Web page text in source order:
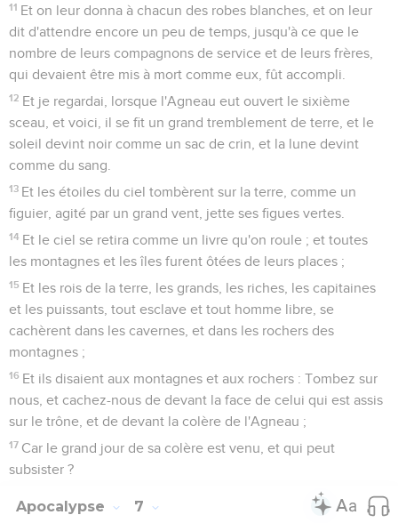
11 Et on leur donna à chacun des robes blanches, et on leur
dit d'attendre encore un peu de temps, jusqu'à ce que le
nombre de leurs compagnons de service et de leurs frères,
qui devaient être mis à mort comme eux, fût accompli.
12 Et je regardai, lorsque l'Agneau eut ouvert le sixième
sceau, et voici, il se fit un grand tremblement de terre, et le
soleil devint noir comme un sac de crin, et la lune devint
comme du sang.
13 Et les étoiles du ciel tombèrent sur la terre, comme un
figuier, agité par un grand vent, jette ses figues vertes.
14 Et le ciel se retira comme un livre qu'on roule ; et toutes
les montagnes et les îles furent ôtées de leurs places ;
15 Et les rois de la terre, les grands, les riches, les capitaines
et les puissants, tout esclave et tout homme libre, se
cachèrent dans les cavernes, et dans les rochers des
montagnes ;
16 Et ils disaient aux montagnes et aux rochers : Tombez sur
nous, et cachez-nous de devant la face de celui qui est assis
sur le trône, et de devant la colère de l'Agneau ;
17 Car le grand jour de sa colère est venu, et qui peut
subsister ?
Apocalypse 7